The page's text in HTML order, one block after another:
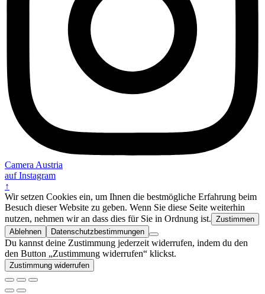
Camera Austria
auf Instagram
↑
Wir setzen Cookies ein, um Ihnen die bestmögliche Erfahrung beim
Besuch dieser Website zu geben. Wenn Sie diese Seite weiterhin
nutzen, nehmen wir an dass dies für Sie in Ordnung ist. Zustimmen
Ablehnen
Datenschutzbestimmungen
Du kannst deine Zustimmung jederzeit widerrufen, indem du den
den Button „Zustimmung widerrufen“ klickst.
Zustimmung widerrufen